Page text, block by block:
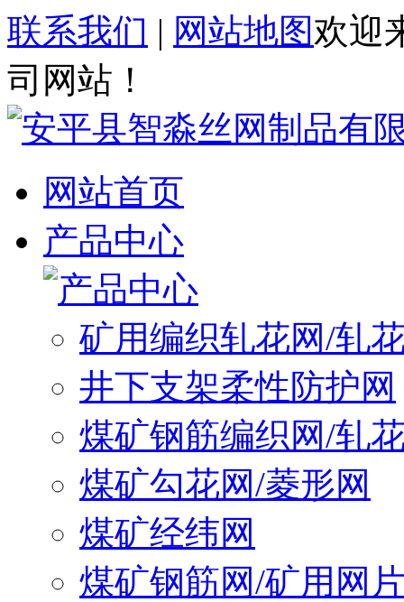
联系我们 | 网站地图欢迎
司网站！
网站首页
产品中心
矿用编织轧花网/轧
井下支架柔性防护网
煤矿钢筋编织网/轧
煤矿勾花网/菱形网
煤矿经纬网
煤矿钢筋网/矿用网